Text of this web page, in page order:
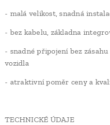
- malá velikost, snadná
- bez kabelu, základna
- snadné připojení bez
vozidla
- atraktivní poměr ceny a
TECHNICKÉ ÚDAJE